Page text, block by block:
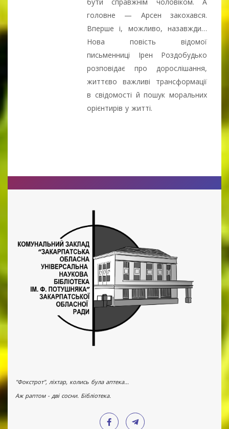
головне — Арсен закохався.
Вперше і, можливо, назавжди…
Нова повість відомої
письменниці Ірен Роздобудько
розповідає про дорослішання,
життєво важливі трансформації
в свідомості й пошук моральних
орієнтирів у житті.
"Фокстрот", ліхтар, колись була аптека...
Аж раптом - дві сосни. Бібліотека.